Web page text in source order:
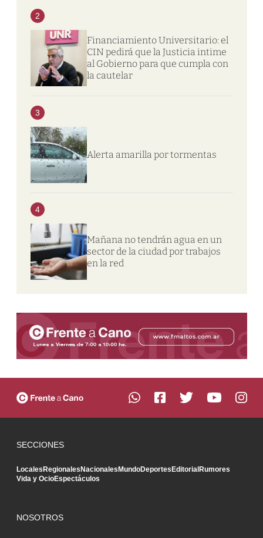
2
Financiamiento Universitario: el
CIN pedirá que la Justicia intime
al Gobierno para que cumpla con
la cautelar
3
Alerta amarilla por tormentas
4
Mañana no tendrán agua en un
sector de la ciudad por trabajos
en la red
SECCIONES
LocalesRegionalesNacionalesMundoDeportesEditorialRumores
Vida y OcioEspectáculos
NOSOTROS